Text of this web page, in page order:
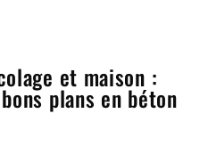
et maison :
plans en béton